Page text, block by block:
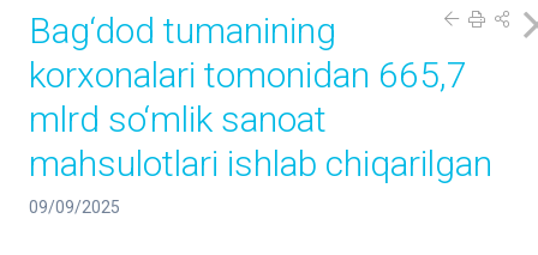
Bag‘dod tumanining
korxonalari tomonidan 665,7
mlrd so‘mlik sanoat
mahsulotlari ishlab chiqarilgan
09/09/2025